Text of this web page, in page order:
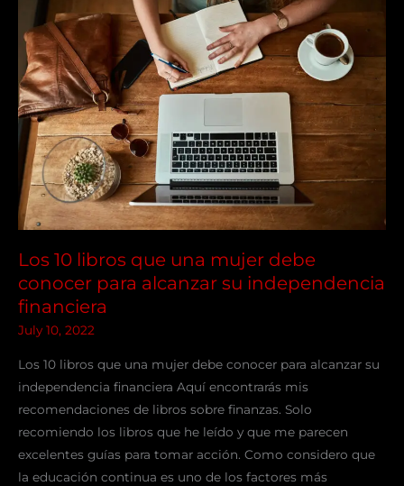
Los 10 libros que una mujer debe
conocer para alcanzar su independencia
financiera​
July 10, 2022
Los 10 libros que una mujer debe conocer para alcanzar su
independencia financiera Aquí encontrarás mis
recomendaciones de libros sobre finanzas. Solo
recomiendo los libros que he leído y que me parecen
excelentes guías para tomar acción. Como considero que
la educación continua es uno de los factores más
libros
que
una
mujer
debe
conocer
para
alcanzar
su
financiera​